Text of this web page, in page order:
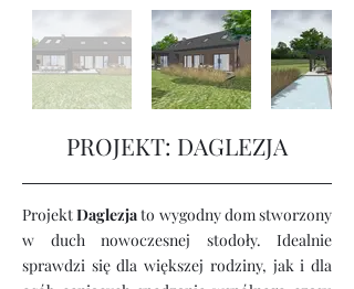
PROJEKT: DAGLEZJA
ProjektDaglezjato wygodny dom stworzony
w duch nowoczesnej stodoły. Idealnie
sprawdzi się dla większej rodziny, jak i dla